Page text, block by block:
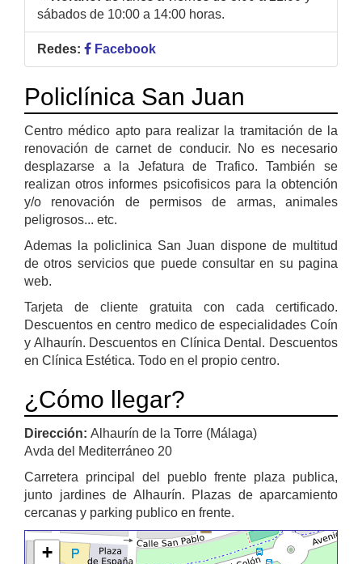
sábados de 10:00 a 14:00 horas.
Redes: Facebook
Policlínica San Juan
Centro médico apto para realizar la tramitación de la
renovación de carnet de conducir. No es necesario
desplazarse a la Jefatura de Trafico. También se
realizan otros informes psicofisicos para la obtención
y/o renovación de permisos de armas, animales
peligrosos... etc.
Ademas la policlinica San Juan dispone de multitud
de otros servicios que puede consultar en su pagina
web.
Tarjeta de cliente gratuita con cada certificado.
Descuentos en centro medico de especialidades Coín
y Alhaurín. Descuentos en Clínica Dental. Descuentos
en Clínica Estética. Todo en el propio centro.
¿Cómo llegar?
Dirección: Alhaurín de la Torre (Málaga)
Avda del Mediterráneo 20
Carretera principal del pueblo frente plaza publica,
junto jardines de Alhaurín. Plazas de aparcamiento
cercanas y parking publico en frente.
+